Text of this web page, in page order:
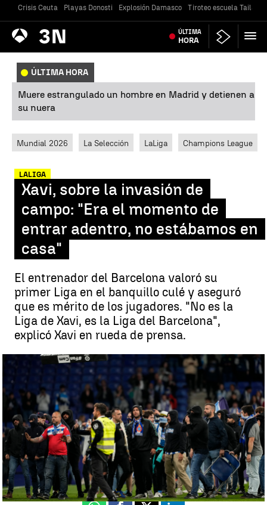
Crisis Ceuta Playas Donosti Explosión Damasco Tiroteo escuela
Antena
3 Noticias ÚLTIMA
HORA
ÚLTIMA HORA
Muere estrangulado un hombre en Madrid y detienen a
su nuera
Mundial 2026 La Selección LaLiga Champions League
LALIGA
Xavi, sobre la invasión de
campo: "Era el momento de
entrar adentro, no estábamos en
casa"
El entrenador del Barcelona valoró su
primer Liga en el banquillo culé y aseguró
que es mérito de los jugadores. "No es la
Liga de Xavi, es la Liga del Barcelona",
explicó Xavi en rueda de prensa.
Xavi: "Era un momento muy emocional, en ningún momento hemos
provocado a nadie" |Antena 3 Deportes
Guillermo F. Lascoiti
Publicado:
15 de mayo de 2023, 09:01